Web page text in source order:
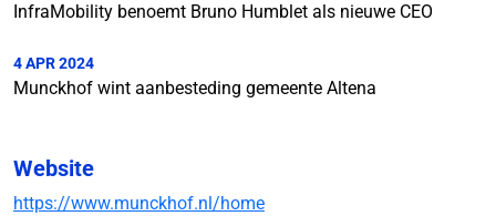
InfraMobility benoemt Bruno Humblet als nieuwe CEO
4 APR 2024
Munckhof wint aanbesteding gemeente Altena
Website
https://www.munckhof.nl/home